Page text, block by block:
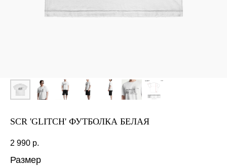
SCR 'GLITCH' ФУТБОЛКА БЕЛАЯ
2 990 р.
Размер